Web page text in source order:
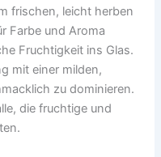
frischen, leicht herben
Farbe und Aroma
Fruchtigkeit ins Glas.
mit einer milden,
zu dominieren.
die fruchtige und